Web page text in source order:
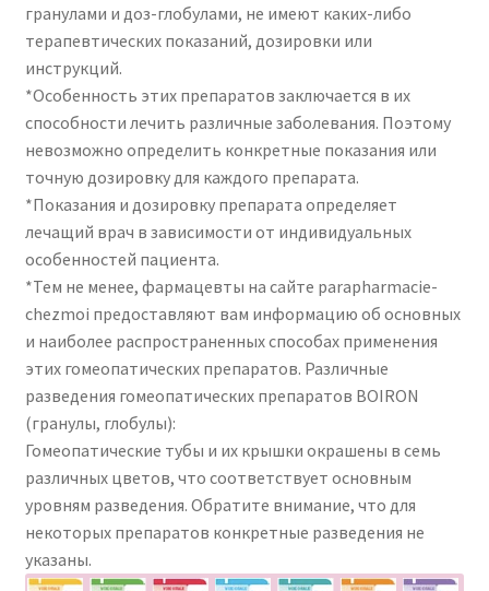
гранулами и доз-глобулами, не имеют каких-либо
терапевтических показаний, дозировки или
инструкций.
*Особенность этих препаратов заключается в их
способности лечить различные заболевания. Поэтому
невозможно определить конкретные показания или
точную дозировку для каждого препарата.
*Показания и дозировку препарата определяет
лечащий врач в зависимости от индивидуальных
особенностей пациента.
*Тем не менее, фармацевты на сайте parapharmacie-
chezmoi предоставляют вам информацию об основных
и наиболее распространенных способах применения
этих гомеопатических препаратов. Различные
разведения гомеопатических препаратов BOIRON
(гранулы, глобулы):
Гомеопатические тубы и их крышки окрашены в семь
различных цветов, что соответствует основным
уровням разведения. Обратите внимание, что для
некоторых препаратов конкретные разведения не
указаны.